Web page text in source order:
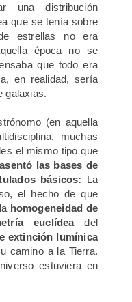
una distribución
que se tenía sobre
estrellas no era
época no se
que todo era
en realidad, sería
galaxias.
(en aquella
muchas
el mismo tipo que
asentó las bases de
básicos: La
el hecho de que
homogeneidad de
euclídeadel
extinción lumínica
camino a la Tierra.
estuviera en